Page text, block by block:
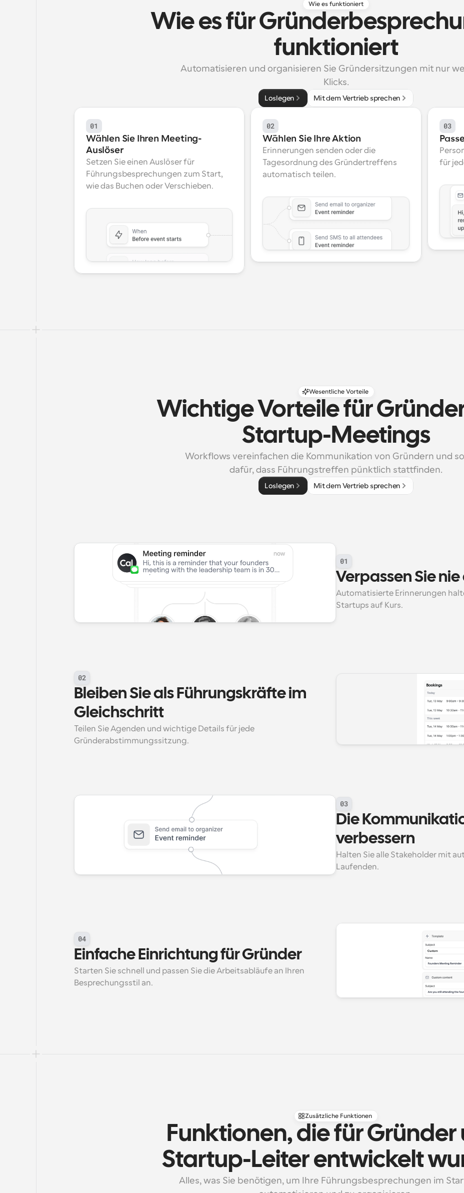
Wie es funktioniert
Wie es für
funktioniert
Automatisieren und organisieren Sie Gründersitzungen mit nur
Klicks.
Loslegen Mit dem Vertrieb sprechen
01
Wählen Sie Ihren Meeting-
Auslöser
Setzen Sie einen Auslöser für
Führungsbesprechungen zum Start,
wie das Buchen oder Verschieben.
02
Wählen Sie Ihre Aktion
Erinnerungen senden oder die
Tagesordnung des Gründertreffens
automatisch teilen.
03
für
Wesentliche Vorteile
Wichtige Vorteile für
Startup-Meetings
Workflows vereinfachen die Kommunikation von Gründern und
dafür, dass Führungstreffen pünktlich stattfinden.
Loslegen Mit dem Vertrieb sprechen
01
Verpassen Sie nie
Automatisierte Erinnerungen
Startups auf Kurs.
02
Bleiben Sie als Führungskräfte im
Gleichschritt
Teilen Sie Agenden und wichtige Details für jede
Gründerabstimmungssitzung.
03
Die
verbessern
Halten Sie alle Stakeholder mit
Laufenden.
04
Einfache Einrichtung für Gründer
Starten Sie schnell und passen Sie die Arbeitsabläufe an Ihren
Besprechungsstil an.
Zusätzliche Funktionen
Funktionen, die für Gründer
Startup-Leiter entwickelt
Alles, was Sie benötigen, um Ihre Führungsbesprechungen im